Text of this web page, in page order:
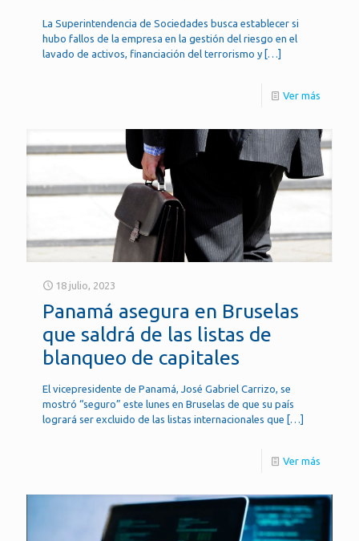
La Superintendencia de Sociedades busca establecer si
hubo fallos de la empresa en la gestión del riesgo en el
lavado de activos, financiación del terrorismo y […]
Ver más
18 julio, 2023
Panamá asegura en Bruselas
que saldrá de las listas de
blanqueo de capitales
El vicepresidente de Panamá, José Gabriel Carrizo, se
mostró “seguro” este lunes en Bruselas de que su país
logrará ser excluido de las listas internacionales que […]
Ver más